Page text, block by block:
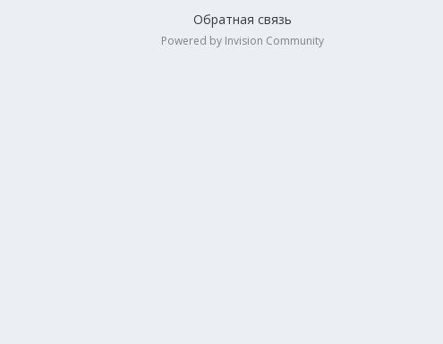
Обратная связь
Powered by Invision Community